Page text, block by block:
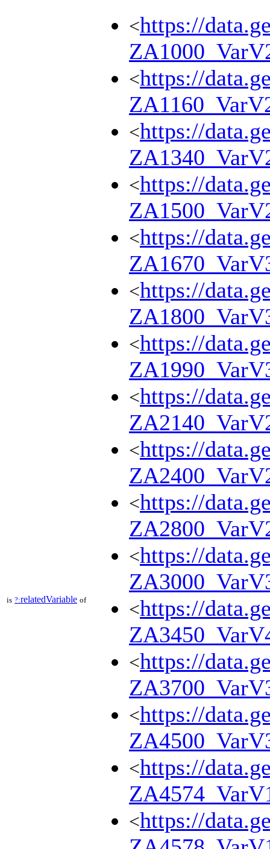
is ?:relatedVariable of
<https://
<https://
<https://
<https://
<https://
<https://
<https://
<https://
<https://
<https://
<https://
<https://
<https://
<https://
<https://
<https://